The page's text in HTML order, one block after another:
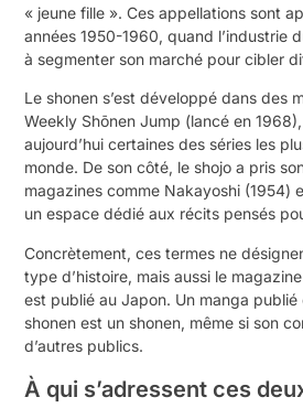
« jeune fille ». Ces appellations sont
années 1950-1960, quand l’industrie
à segmenter son marché pour cibler
Le shonen s’est développé dans des
Weekly Shōnen Jump (lancé en
aujourd’hui certaines des séries les
monde. De son côté, le shojo a pris
magazines comme Nakayoshi (1954)
un espace dédié aux récits pensés
Concrètement, ces termes ne
type d’histoire, mais aussi le
est publié au Japon. Un manga
shonen est un shonen, même si son
d’autres publics.
À qui s’adressent ces